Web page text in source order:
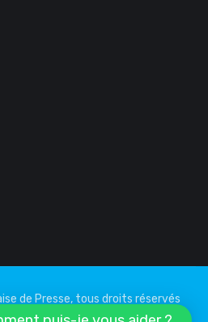
de Presse, tous droits réservés